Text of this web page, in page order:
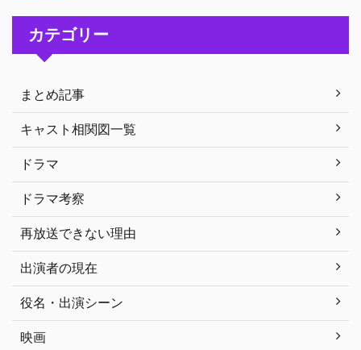
カテゴリー
まとめ記事
キャスト相関図一覧
ドラマ
ドラマ考察
再放送できない理由
出演者の現在
役名・出演シーン
映画